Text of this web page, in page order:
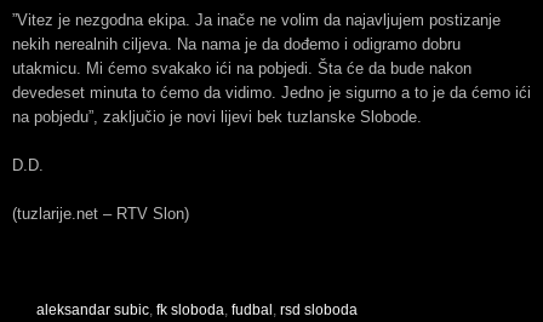
”Vitez je nezgodna ekipa. Ja inače ne volim da najavljujem postizanje
nekih nerealnih ciljeva. Na nama je da dođemo i odigramo dobru
utakmicu. Mi ćemo svakako ići na pobjedi. Šta će da bude nakon
devedeset minuta to ćemo da vidimo. Jedno je sigurno a to je da ćemo ići
na pobjedu”, zaključio je novi lijevi bek tuzlanske Slobode.
D.D.
(tuzlarije.net – RTV Slon)
aleksandar subic, fk sloboda, fudbal , rsd sloboda